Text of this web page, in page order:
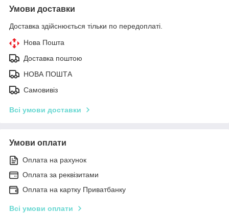
Умови доставки
Доставка здійснюється тільки по передоплаті.
Нова Пошта
Доставка поштою
НОВА ПОШТА
Самовивіз
Всі умови доставки
Умови оплати
Оплата на рахунок
Оплата за реквізитами
Оплата на картку Приватбанку
Всі умови оплати